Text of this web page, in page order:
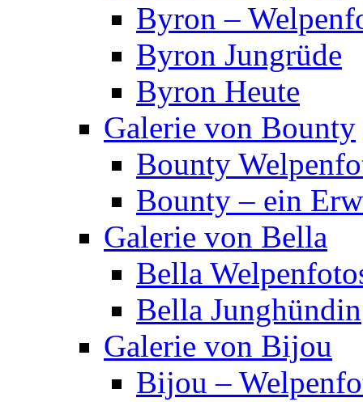
Byron –
Byron Jungrüde
Byron Heute
Galerie von Bounty
Bounty
Bounty – ein
Galerie von Bella
Bella
Bella Junghündin
Galerie von Bijou
Bijou –